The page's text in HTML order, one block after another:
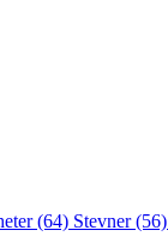
(64) Stevner (56)